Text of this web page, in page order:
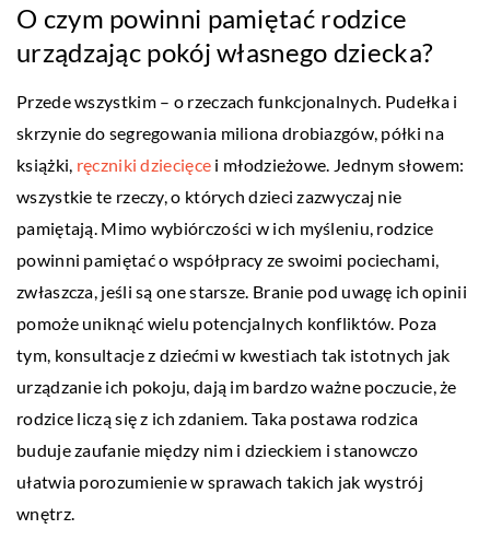
O czym powinni pamiętać rodzice
urządzając pokój własnego dziecka?
Przede wszystkim – o rzeczach funkcjonalnych. Pudełka i
skrzynie do segregowania miliona drobiazgów, półki na
książki, ręczniki dziecięce i młodzieżowe. Jednym słowem:
wszystkie te rzeczy, o których dzieci zazwyczaj nie
pamiętają. Mimo wybiórczości w ich myśleniu, rodzice
powinni pamiętać o współpracy ze swoimi pociechami,
zwłaszcza, jeśli są one starsze. Branie pod uwagę ich opinii
pomoże uniknąć wielu potencjalnych konfliktów. Poza
tym, konsultacje z dziećmi w kwestiach tak istotnych jak
urządzanie ich pokoju, dają im bardzo ważne poczucie, że
rodzice liczą się z ich zdaniem. Taka postawa rodzica
buduje zaufanie między nim i dzieckiem i stanowczo
ułatwia porozumienie w sprawach takich jak wystrój
wnętrz.